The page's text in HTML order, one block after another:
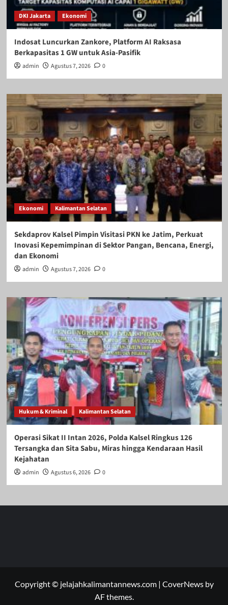
DKI Jakarta Ekonomi
Indosat Luncurkan Zankore, Platform AI Raksasa
Berkapasitas 1 GW untuk Asia-Pasifik
admin Agustus 7, 2026 0
Ekonomi Kalimantan Selatan
Sekdaprov Kalsel Pimpin Visitasi PKN ke Jatim, Perkuat
Inovasi Kepemimpinan di Sektor Pangan, Bencana, Energi,
dan Ekonomi
admin Agustus 7, 2026 0
Hukum & Kriminal Kalimantan Selatan
Operasi Sikat II Intan 2026, Polda Kalsel Ringkus 126
Tersangka dan Sita Sabu, Miras hingga Kendaraan Hasil
Kejahatan
admin Agustus 6, 2026 0
Copyright © jelajahkalimantannews.com | CoverNewsby
AF themes.